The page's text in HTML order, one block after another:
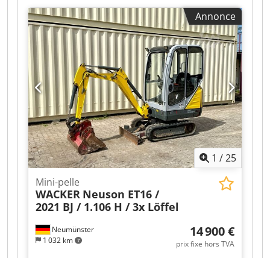
Fabricant : Wacker Neuson * Type : ET16 *
Année de fabrication : 2019 * Heures de
fonctionnement indiquées : environ 1 476 *
Poids en ordre de marche : environ 1 715 kg *
Comprend 3 godets * Cabine complète *
Chenilles élargissables * Vidéo disponible sur
demande * Prix : 13 900 euros, hors taxes + 19 %
de TVA ---- Pour toute question, veuillez nous
contacter : Chjdpfx Ajzq Aigjntja Pour toute
question, veuillez appeler : Erik Kortum :
WhatsApp ?Toutes les informations sont
données sans garantie. Erreurs et vente
intermédiaire réservées.?
Annonce
1 /25
Neumünster
1 032 km
Mini-pelle
WACKER Neuson ET16 /
2021 BJ / 1.106 H / 3x Löffel
14 900 €
prix fixe hors TVA